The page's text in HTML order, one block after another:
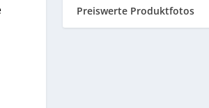
Preiswerte Produktfotos